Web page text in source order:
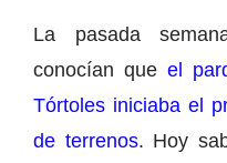
La pasada
conocían que el
Tórtoles iniciaba el
de terrenos. Hoy